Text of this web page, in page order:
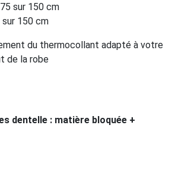
sur 150 cm
sur 150 cm
du thermocollant adapté à votre
de la robe
dentelle : matière bloquée +